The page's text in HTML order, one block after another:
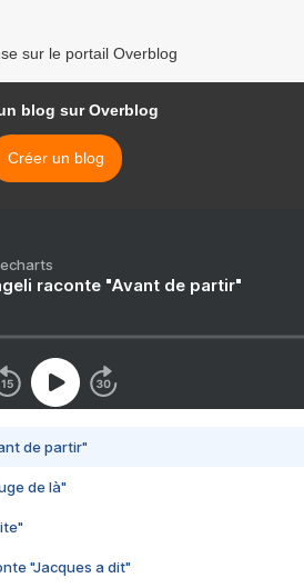
sur le portail Overblog
blog sur Overblog
Créer un blog
raconte "Avant de partir"
de partir"
de là"
"Jacques a dit"